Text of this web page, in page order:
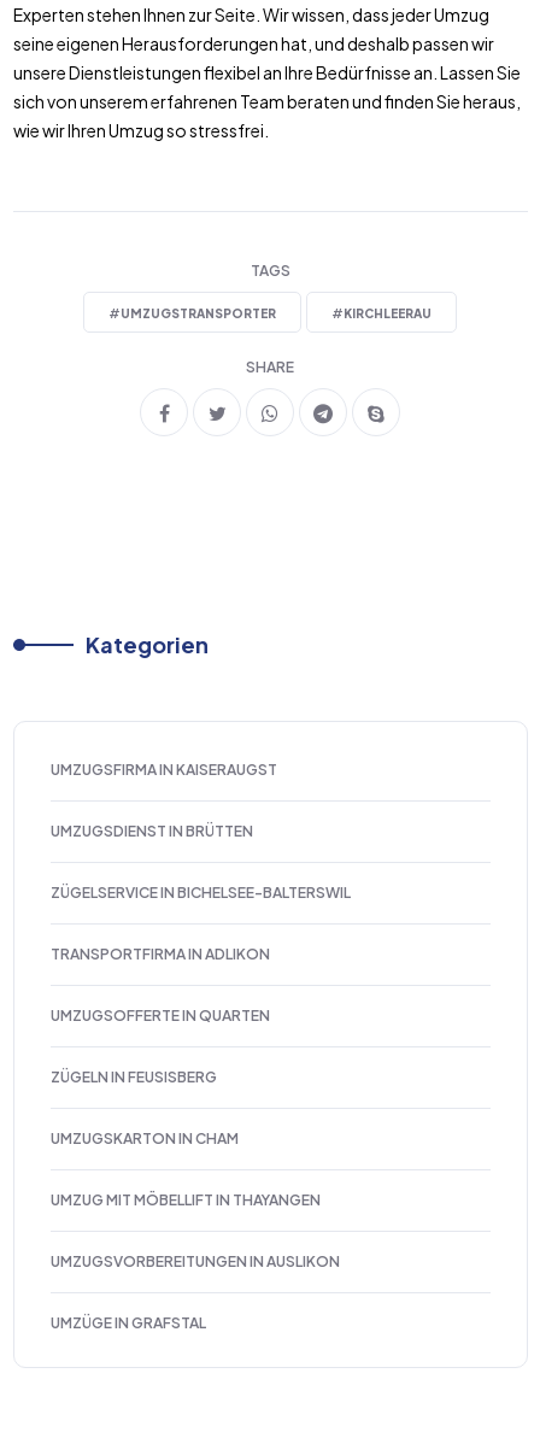
Experten stehen Ihnen zur Seite. Wir wissen, dass jeder Umzug
seine eigenen Herausforderungen hat, und deshalb passen wir
unsere Dienstleistungen flexibel an Ihre Bedürfnisse an. Lassen Sie
sich von unserem erfahrenen Team beraten und finden Sie heraus,
wie wir Ihren Umzug so stressfrei.
TAGS
#UMZUGSTRANSPORTER #KIRCHLEERAU
SHARE
Kategorien
UMZUGSFIRMA IN KAISERAUGST
UMZUGSDIENST IN BRÜTTEN
ZÜGELSERVICE IN BICHELSEE-BALTERSWIL
TRANSPORTFIRMA IN ADLIKON
UMZUGSOFFERTE IN QUARTEN
ZÜGELN IN FEUSISBERG
UMZUGSKARTON IN CHAM
UMZUG MIT MÖBELLIFT IN THAYANGEN
UMZUGSVORBEREITUNGEN IN AUSLIKON
UMZÜGE IN GRAFSTAL